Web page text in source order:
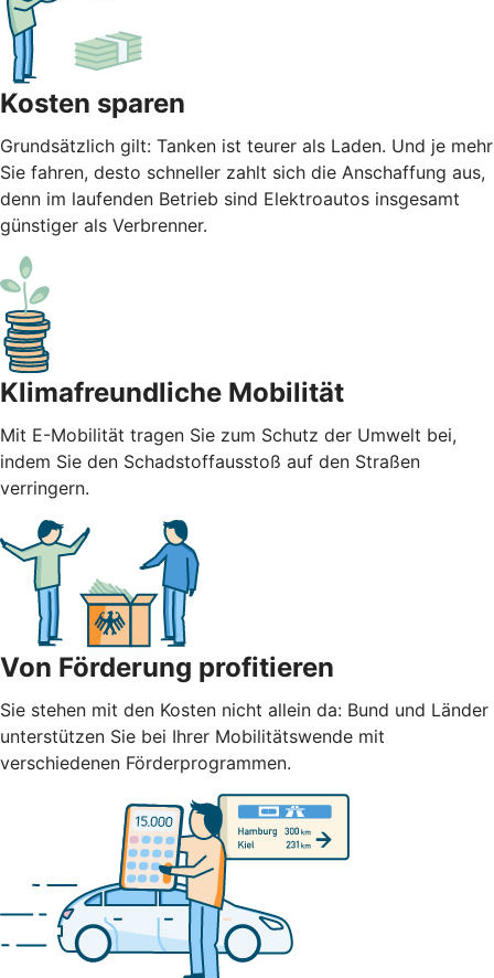
Kosten sparen
Grundsätzlich gilt: Tanken ist teurer als Laden. Und je mehr
Sie fahren, desto schneller zahlt sich die Anschaffung aus,
denn im laufenden Betrieb sind Elektroautos insgesamt
günstiger als Verbrenner.
Klimafreundliche Mobilität
Mit E-Mobilität tragen Sie zum Schutz der Umwelt bei,
indem Sie den Schadstoffausstoß auf den Straßen
verringern.
Von Förderung profitieren
Sie stehen mit den Kosten nicht allein da: Bund und Länder
unterstützen Sie bei Ihrer Mobilitätswende mit
verschiedenen Förderprogrammen.